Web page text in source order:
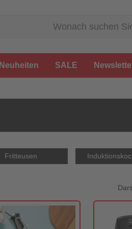
Neuheiten SALE
Fritteusen